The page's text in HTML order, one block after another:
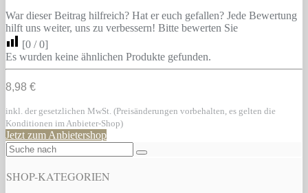
War dieser Beitrag hilfreich? Hat er euch gefallen? Jede Bewertung
hilft uns weiter, uns zu verbessern! Bitte bewerten Sie
[0 /0]
Es wurden keine ähnlichen Produkte gefunden.
8,98 €
inkl. der gesetzlichen MwSt. (Preisänderungen vorbehalten, es gelten die
Konditionen im Anbieter-Shop)
Jetzt zum Anbietershop
SHOP-KATEGORIEN